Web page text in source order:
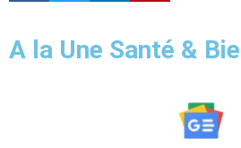
A la Une Santé &